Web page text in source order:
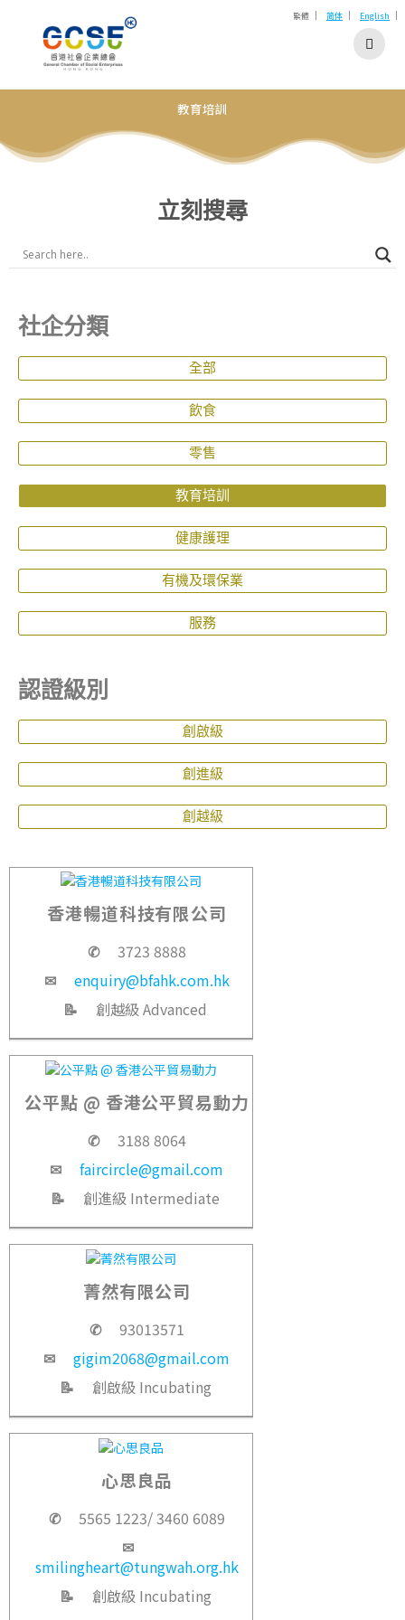
教育培訓
立刻搜尋
社企分類
全部
飲食
零售
教育培訓
健康護理
有機及環保業
服務
認證級別
創啟級
創進級
創越級
香港暢道科技有限公司
✆
3723 8888
✉
enquiry@bfahk.com.hk
📝
創越級 Advanced
公平點 @ 香港公平貿易動力
✆
3188 8064
✉
faircircle@gmail.com
📝
創進級 Intermediate
菁然有限公司
✆
93013571
✉
gigim2068@gmail.com
📝
創啟級 Incubating
心思良品
✆
5565 1223/ 3460 6089
✉
smilingheart@tungwah.org.hk
📝
創啟級 Incubating
繁體 | 简体 | English |